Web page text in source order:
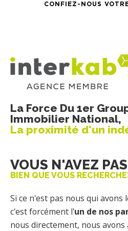
CONFIEZ-NOUS
La Force Du 1er
Immobilier National,
La proximité d'un
VOUS N'AVEZ
BIEN QUE VOUS
Si ce n'est pas nous qui avons
c'est forcément l'un de nos
nous directement, nous avons